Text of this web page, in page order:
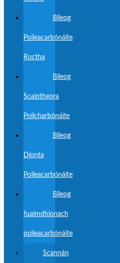
Bileog
Poileacarbónáite
Roctha
Bileog
Scaiptheora
Poilcharbónáite
Bileog
Díonta
Poileacarbónáite
Bileog
fuaimdhíonach
poileacarbónáite
Scannán